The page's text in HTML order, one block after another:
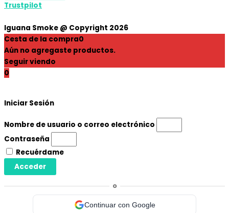
Trustpilot
Iguana Smoke @ Copyright 2026
Cesta de la compra0
Aún no agregaste productos.
Seguir viendo
0
Iniciar Sesión
Nombre de usuario o correo electrónico
Contraseña
Recuérdame
Acceder
o
Continuar con Google